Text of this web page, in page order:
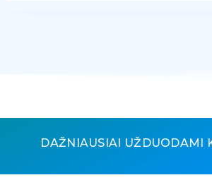
DAŽNIAUSIAI UŽDUODAMI